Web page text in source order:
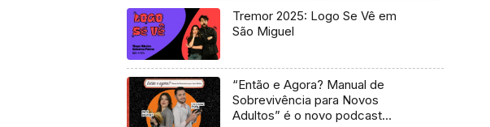
Tremor 2025: Logo Se Vê em
São Miguel
“Então e Agora? Manual de
Sobrevivência para Novos
Adultos” é o novo podcast